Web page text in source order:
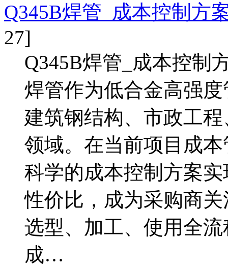
Q345B焊管_成本控制方
27]
Q345B焊管_成本控制
焊管作为低合金高强
建筑钢结构、市政工
领域。在当前项目成
科学的成本控制方案
性价比，成为采购商
选型、加工、使用全
成…